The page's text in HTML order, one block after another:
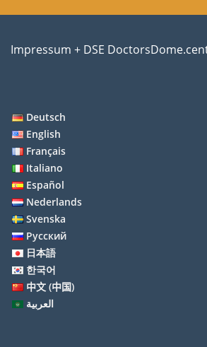
Impressum + DSE
Deutsch
English
Français
Italiano
Español
Nederlands
Svenska
Русский
日本語
한국어
中文 (中国)
العربية